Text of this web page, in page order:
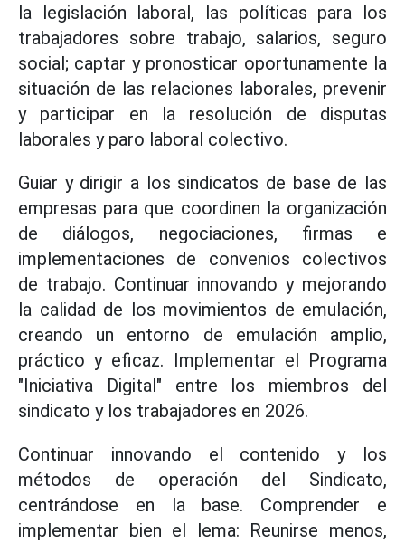
la legislación laboral, las políticas para los
trabajadores sobre trabajo, salarios, seguro
social; captar y pronosticar oportunamente la
situación de las relaciones laborales, prevenir
y participar en la resolución de disputas
laborales y paro laboral colectivo.
Guiar y dirigir a los sindicatos de base de las
empresas para que coordinen la organización
de diálogos, negociaciones, firmas e
implementaciones de convenios colectivos
de trabajo. Continuar innovando y mejorando
la calidad de los movimientos de emulación,
creando un entorno de emulación amplio,
práctico y eficaz. Implementar el Programa
"Iniciativa Digital" entre los miembros del
sindicato y los trabajadores en 2026.
Continuar innovando el contenido y los
métodos de operación del Sindicato,
centrándose en la base. Comprender e
implementar bien el lema: Reunirse menos,